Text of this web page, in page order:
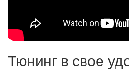
Тюнинг в свое